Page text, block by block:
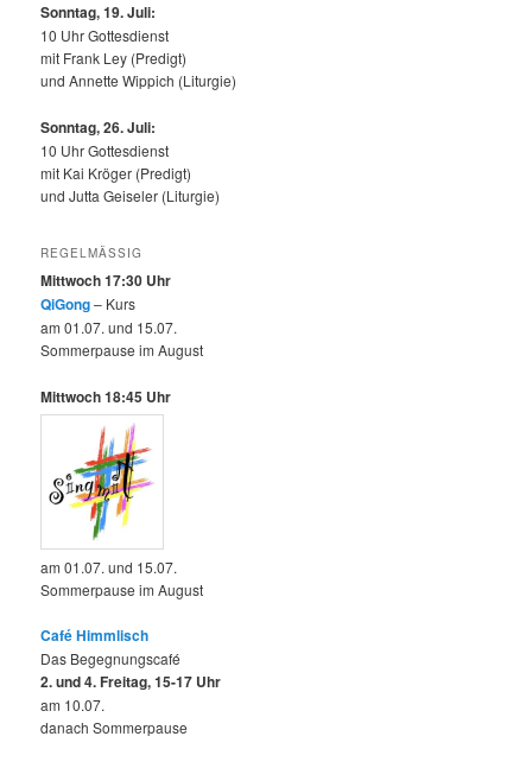
Sonntag, 19. Juli:
10 Uhr Gottesdienst
mit Frank Ley (Predigt)
und Annette Wippich (Liturgie)
Sonntag, 26. Juli:
10 Uhr Gottesdienst
mit Kai Kröger (Predigt)
und Jutta Geiseler (Liturgie)
REGELMÄSSIG
Mittwoch 17:30 Uhr
QiGong– Kurs
am 01.07. und 15.07.
Sommerpause im August
Mittwoch 18:45 Uhr
am 01.07. und 15.07.
Sommerpause im August
Café Himmlisch
Das Begegnungscafé
2. und 4. Freitag, 15-17 Uhr
am 10.07.
danach Sommerpause